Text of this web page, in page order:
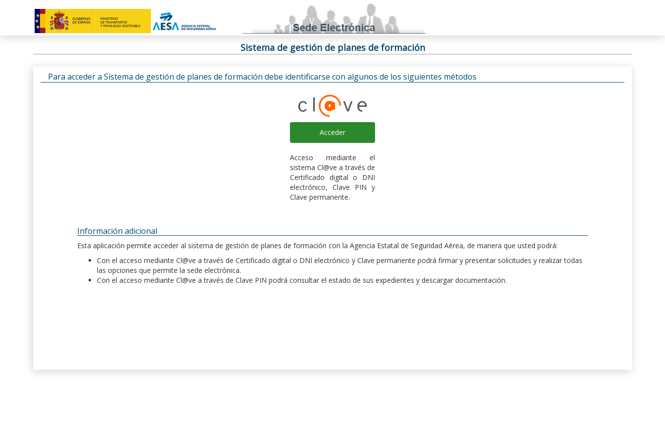
Sistema de gestión de planes de formación
Para acceder a Sistema de gestión de planes de formación debe identificarse con algunos de los siguientes métodos
Acceder
Acceso mediante el
sistema Cl@ve a través de
Certificado digital o DNI
electrónico, Clave PIN y
Clave permanente.
Información adicional
Esta aplicación permite acceder al sistema de gestión de planes de formación con la Agencia Estatal de Seguridad Aérea, de manera que usted podrá:
Con el acceso mediante Cl@ve a través de Certificado digital o DNI electrónico y Clave permanente podrá firmar y presentar solicitudes y realizar todas
las opciones que permite la sede electrónica.
Con el acceso mediante Cl@ve a través de Clave PIN podrá consultar el estado de sus expedientes y descargar documentación.